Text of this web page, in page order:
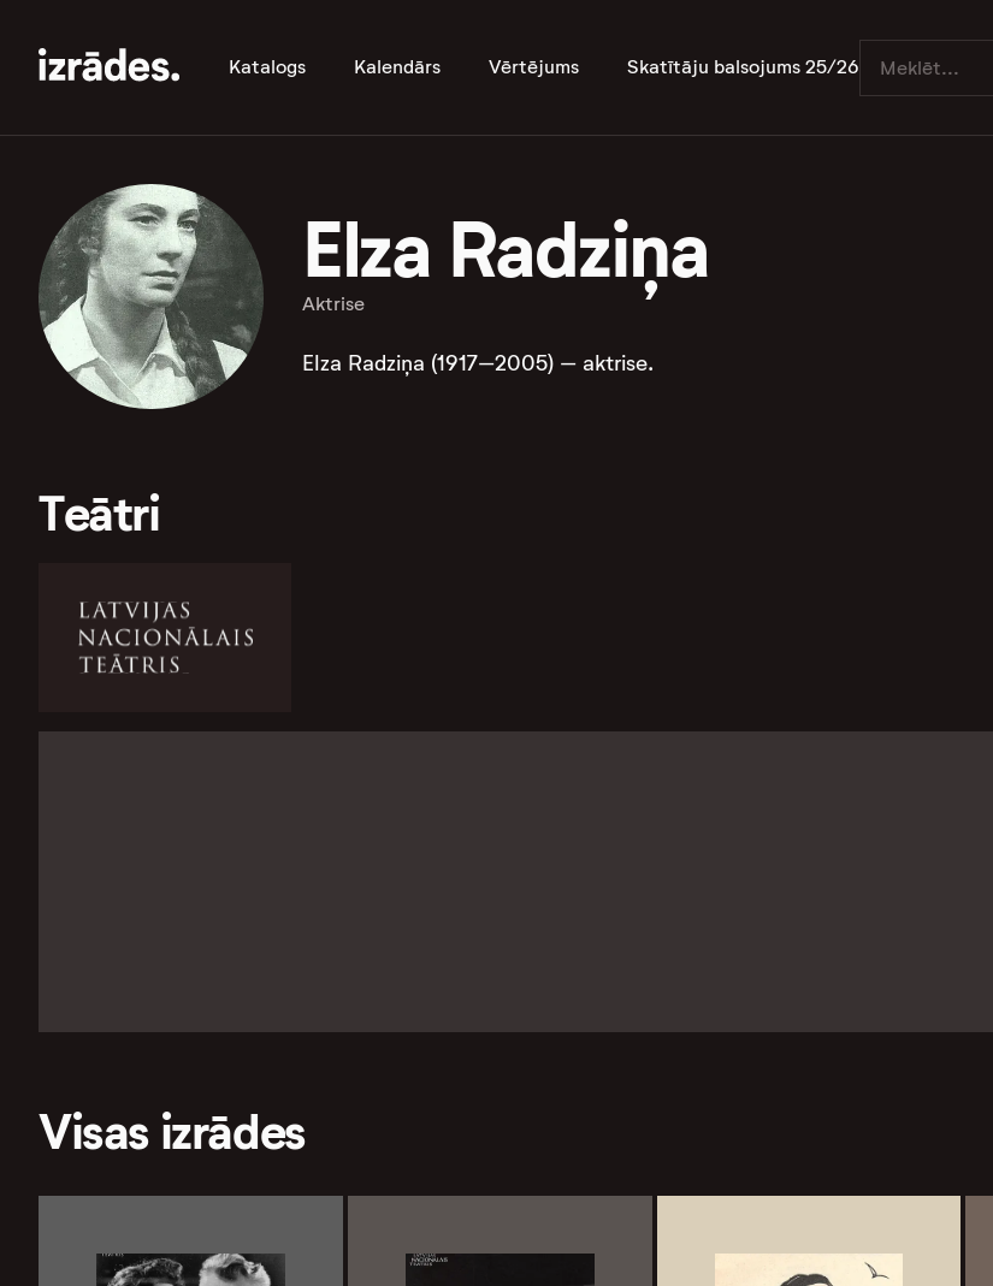
Katalogs Kalendārs Vērtējums Skatītāju balsojums 25/26
Elza Radziņa
Aktrise
Elza Radziņa (1917–2005) – aktrise.
Teātri
Visas izrādes